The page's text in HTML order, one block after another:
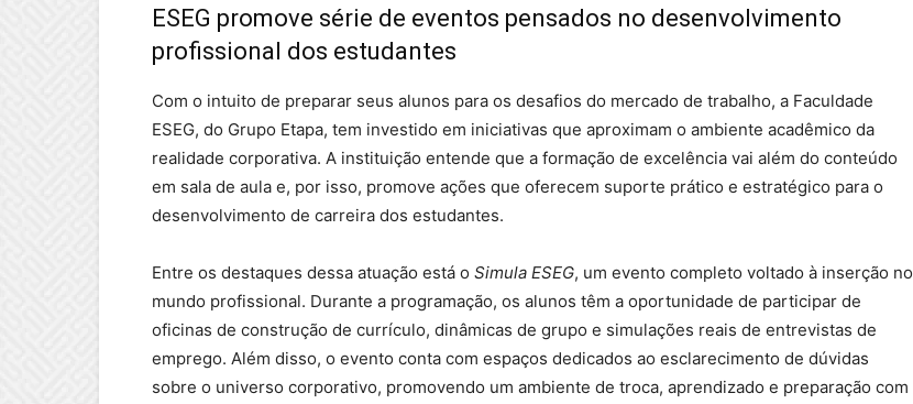
ESEG promove série de eventos pensados no desenvolvimento
profissional dos estudantes
Com o intuito de preparar seus alunos para os desafios do mercado de trabalho, a Faculdade
ESEG, do Grupo Etapa, tem investido em iniciativas que aproximam o ambiente acadêmico da
realidade corporativa. A instituição entende que a formação de excelência vai além do conteúdo
em sala de aula e, por isso, promove ações que oferecem suporte prático e estratégico para o
desenvolvimento de carreira dos estudantes.
Entre os destaques dessa atuação está o Simula ESEG, um evento completo voltado à inserção no
mundo profissional. Durante a programação, os alunos têm a oportunidade de participar de
oficinas de construção de currículo, dinâmicas de grupo e simulações reais de entrevistas de
emprego. Além disso, o evento conta com espaços dedicados ao esclarecimento de dúvidas
sobre o universo corporativo, promovendo um ambiente de troca, aprendizado e preparação com